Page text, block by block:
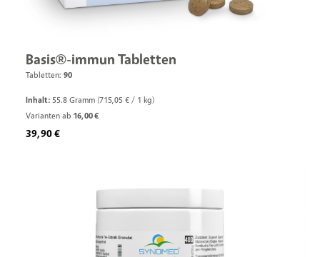
Basis®-immun Tabletten
Tabletten: 90
Inhalt: 55.8 Gramm (715,05 € / 1 kg)
Varianten ab 16,00 €
Regulärer Preis:
39,90 €